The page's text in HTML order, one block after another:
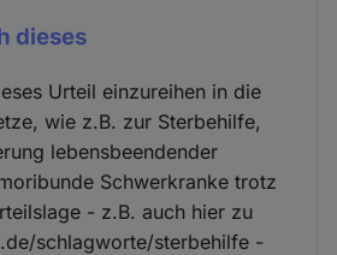
dieses
Urteil einzureihen in die
wie z.B. zur Sterbehilfe,
lebensbeendender
Schwerkranke trotz
- z.B. auch hier zu
schlagworte/sterbehilfe -